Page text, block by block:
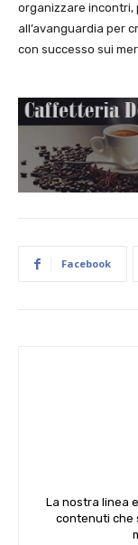
organizzare incontri,
all’avanguardia per
con successo sui
Facebook
La nostra linea
contenuti che